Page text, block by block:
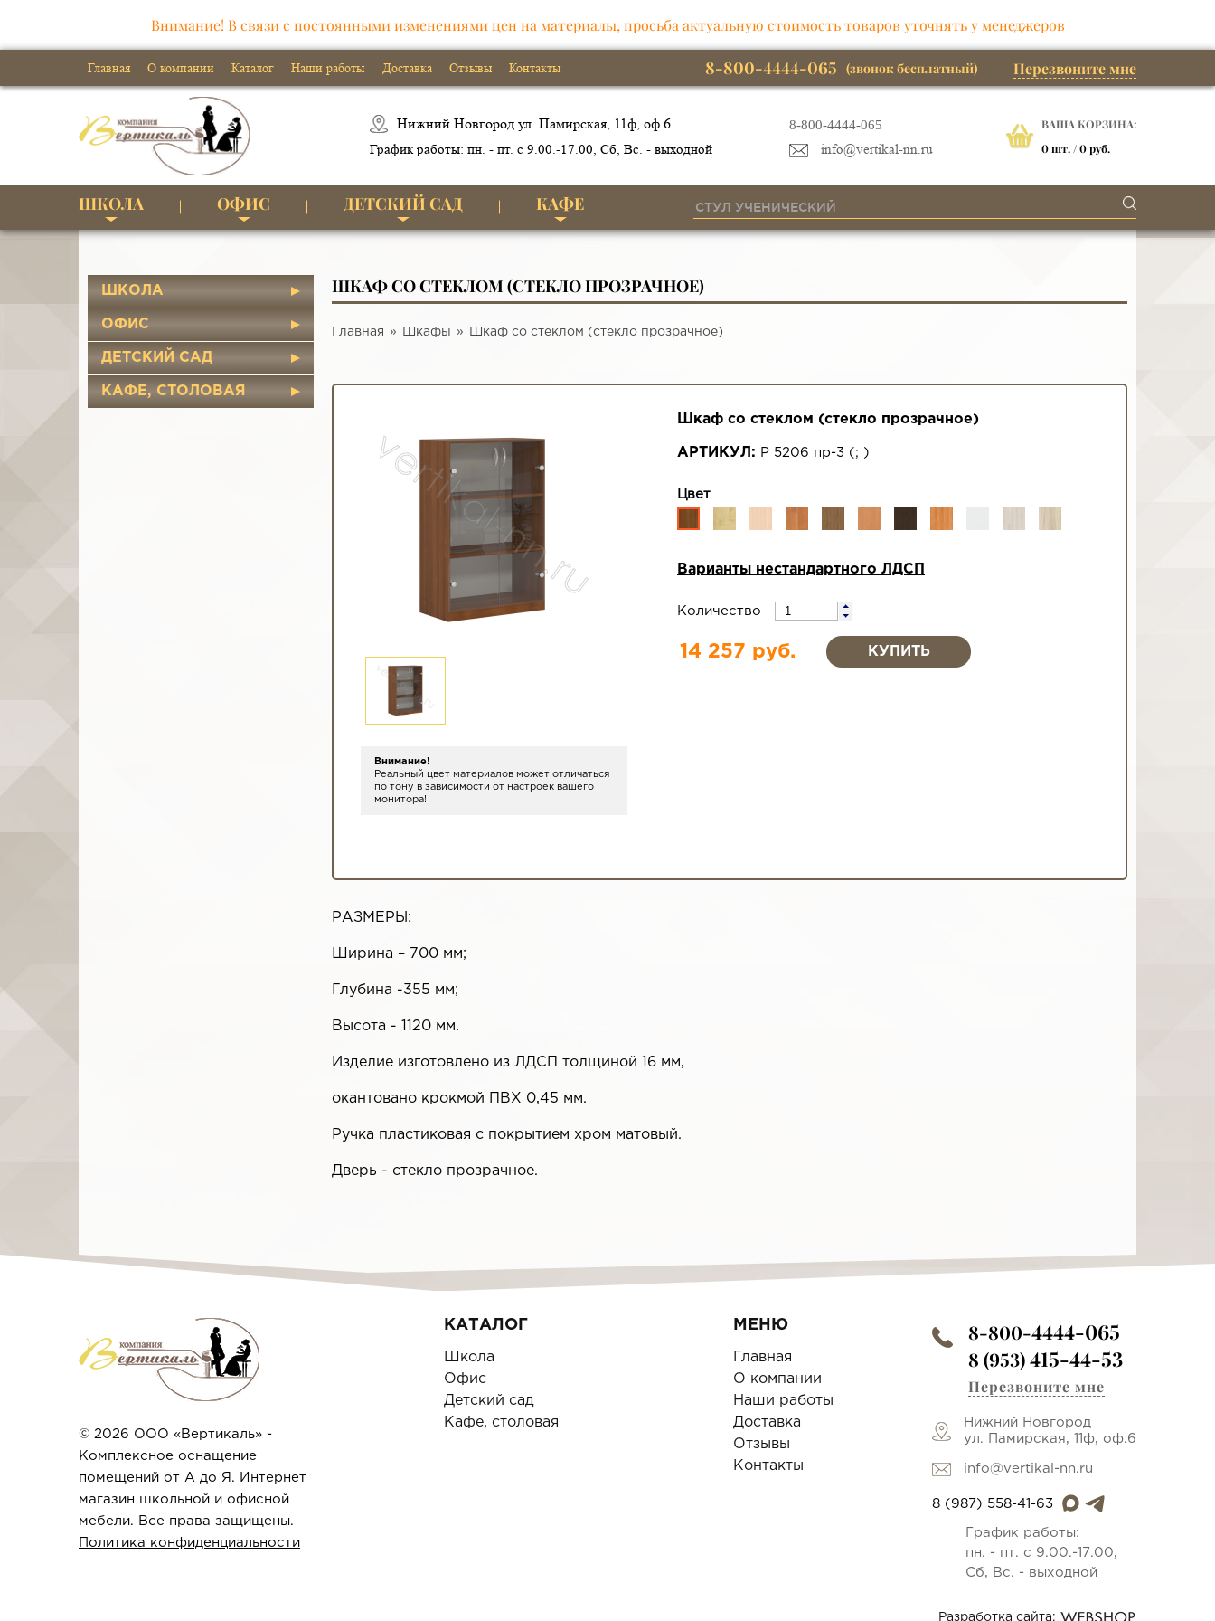
Внимание! В связи с постоянными изменениями цен на материалы, просьба актуальную стоимость товаров уточнять у менеджеров
Главная О компании Каталог Наши работы Доставка Отзывы Контакты 8-800-4444-065 (звонок бесплатный) Перезвоните мне
Нижний Новгород ул. Памирская, 11ф, оф.6
График работы: пн. - пт. с 9.00.-17.00, Сб, Вс. - выходной
8-800-4444-065
info@vertikal-nn.ru
ВАША КОРЗИНА:
0шт. /0 руб.
ШКОЛА ОФИС ДЕТСКИЙ САД КАФЕ
ШКОЛА
ОФИС
ДЕТСКИЙ САД
КАФЕ, СТОЛОВАЯ
ШКАФ СО СТЕКЛОМ (СТЕКЛО ПРОЗРАЧНОЕ)
Главная Шкафы Шкаф со стеклом (стекло прозрачное)
Внимание!
Реальный цвет материалов может отличаться
по тону в зависимости от настроек вашего
монитора!
Шкаф со стеклом (стекло прозрачное)
АРТИКУЛ: Р 5206 пр-3 ( ; )
Цвет
Варианты нестандартного ЛДСП
Количество
14 257 руб.
РАЗМЕРЫ:
Ширина – 700 мм;
Глубина -355 мм;
Высота - 1120 мм.
Изделие изготовлено из ЛДСП толщиной 16 мм,
окантовано крокмой ПВХ 0,45 мм.
Ручка пластиковая с покрытием хром матовый.
Дверь - стекло прозрачное.
© 2026 ООО «Вертикаль» -
Комплексное оснащение
помещений от А до Я. Интернет
магазин школьной и офисной
мебели. Все права защищены.
Политика конфиденциальности
КАТАЛОГ
Школа
Офис
Детский сад
Кафе, столовая
МЕНЮ
Главная
О компании
Наши работы
Доставка
Отзывы
Контакты
8-800-4444-065
8 (953)415-44-53
Перезвоните мне
Нижний Новгород
ул. Памирская, 11ф, оф.6
info@vertikal-nn.ru
8 (987) 558-41-63
График работы:
пн. - пт. с 9.00.-17.00,
Сб, Вс. - выходной
Разработка сайта: